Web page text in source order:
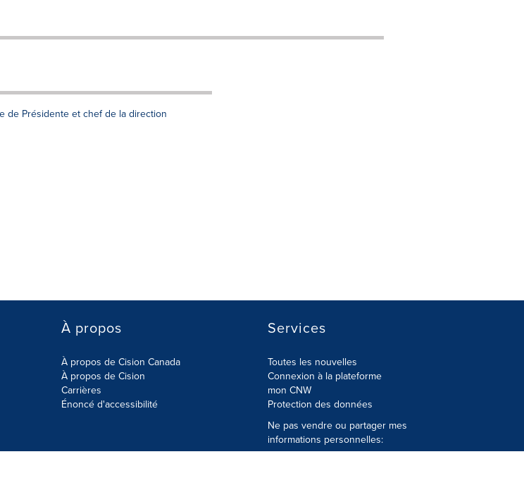
de Présidente et chef de la direction
À propos
À propos de Cision Canada
À propos de Cision
Carrières
Énoncé d'accessibilité
Services
Toutes les nouvelles
Connexion à la plateforme
mon CNW
Protection des données
Ne pas vendre ou partager mes
informations personnelles: